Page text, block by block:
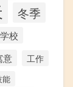
冬季
学校
意 工作
能